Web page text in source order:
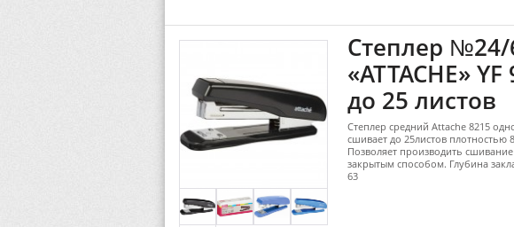
Степлер №24/
«ATTACHE» YF
до 25 листов
Степлер средний Attache 8215
сшивает до 25листов плотностью
Позволяет производить
закрытым способом. Глубина
63